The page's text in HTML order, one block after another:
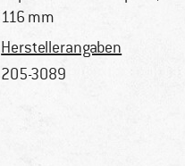
116 mm
Herstellerangaben
205-3089